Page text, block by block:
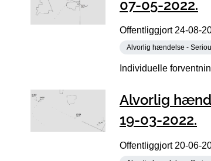
07-05-2022.
Offentliggjort 24-08-
Alvorlig hændelse -
Individuelle
Alvorlig
19-03-2022.
Offentliggjort 20-06-